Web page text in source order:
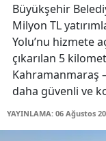
Büyükşehir
Milyon TL
Yolu’nu hizmete
çıkarılan 5
Kahramanmaraş
daha güvenli ve
YAYINLAMA: 06 Ağustos